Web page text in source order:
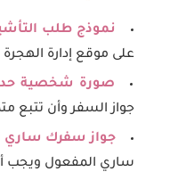
نموذج طلب
على موقع إدارة الهجرة
صورة شخصية
جواز السفر وأن تتبع
جواز سفرك ساري
ساري المفعول ويجب